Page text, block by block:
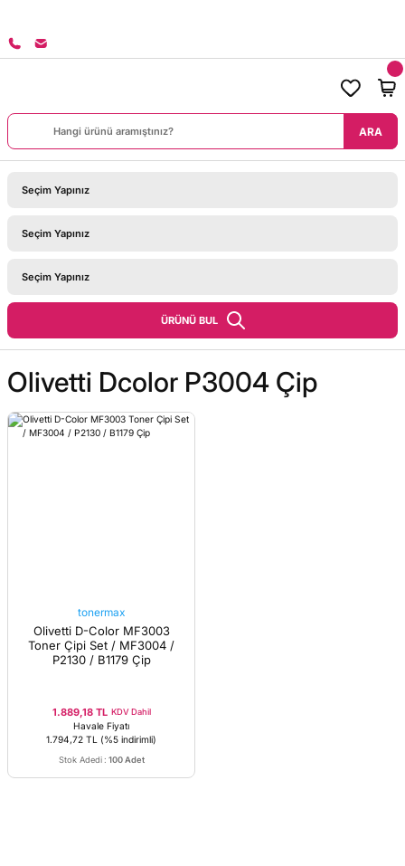
ARA
ÜRÜNÜ BUL
Olivetti Dcolor P3004 Çip
tonermax
Olivetti D-Color MF3003
Toner Çipi Set / MF3004 /
P2130 / B1179 Çip
1.889,18 TL KDV Dahil
Havale Fiyatı
1.794,72 TL (%5 indirimli)
Stok Adedi : 100 Adet